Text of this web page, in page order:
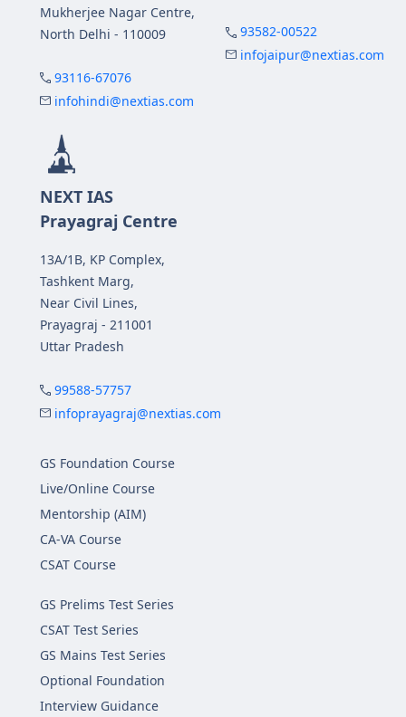
Mukherjee Nagar Centre,
North Delhi - 110009
93116-67076
infohindi@nextias.com
93582-00522
infojaipur@nextias.com
NEXT IAS
Prayagraj Centre
13A/1B, KP Complex,
Tashkent Marg,
Near Civil Lines,
Prayagraj - 211001
Uttar Pradesh
99588-57757
infoprayagraj@nextias.com
GS Foundation Course
Live/Online Course
Mentorship (AIM)
CA-VA Course
CSAT Course
GS Prelims Test Series
CSAT Test Series
GS Mains Test Series
Optional Foundation
Interview Guidance